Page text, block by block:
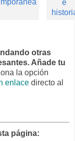
e
otras
Añade tu
la opción
enlace directo al
página: